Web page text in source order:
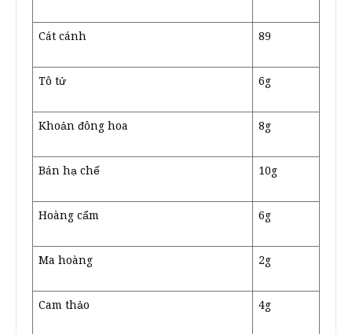
Cát cánh 89
Tô tử 6g
Khoản đông hoa 8g
Bán hạ chế 10g
Hoàng cẩm 6g
Ma hoàng 2g
Cam thảo 4g